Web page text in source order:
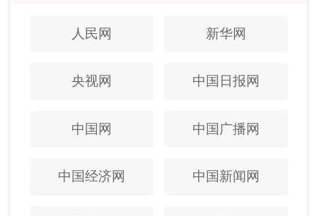
人民网 新华网
央视网 中国日报网
中国网 中国广播网
中国经济网 中国新闻网